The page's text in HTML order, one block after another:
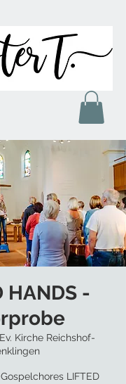
HANDS -
Ev. Kirche Reichshof-
LIFTED